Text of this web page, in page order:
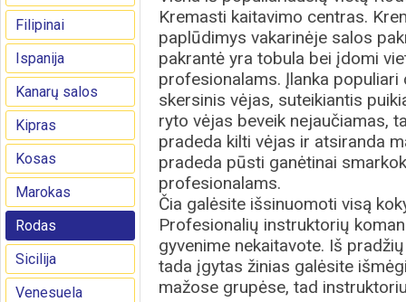
Filipinai
Ispanija
Kanarų salos
Kipras
Kosas
Marokas
Rodas
Sicilija
Venesuela
Kremasti kaitavimo centras.
paplūdimys vakarinėje salos
pakrantė yra tobula bei įdomi
profesionalams. Įlanka
skersinis vėjas, suteikiantis
ryto vėjas beveik nejaučiamas,
pradeda kilti vėjas ir atsiranda
pradeda pūsti ganėtinai
profesionalams.
Čia galėsite išsinuomoti visą
Profesionalių instruktorių
gyvenime nekaitavote. Iš
tada įgytas žinias galėsite
mažose grupėse, tad